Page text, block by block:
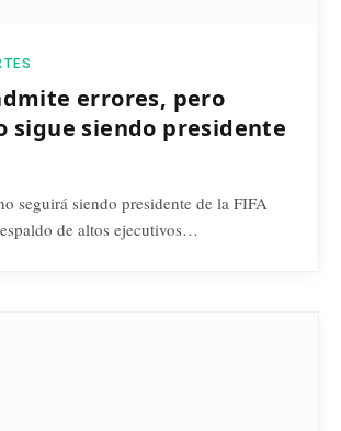
errores, pero
sigue siendo presidente
seguirá siendo presidente de la FIFA
de altos ejecutivos…